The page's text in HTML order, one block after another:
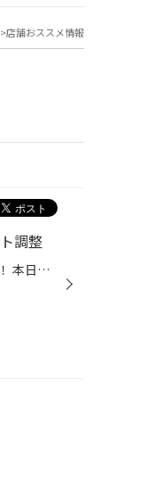
店舗おススメ情報
調整
いつもタイヤ館弘前のホームページをご覧いただき誠にありがとうございます！ 本日はハスラーのタイヤ交換とアライメント調整をご紹介します。 おクルマ：スズキ ハスラー 作業内容：新品タイヤ交換・アライメント測定･調整 タイヤ：FINESSA（フィネッサ） HB01 タイヤサイズ：165/60R15 お選びいた...